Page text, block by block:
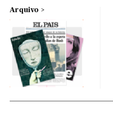
Arquivo